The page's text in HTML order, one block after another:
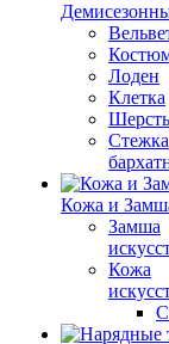
Лоден
Клетка
Шерсть
Стежка
Кожа и
Замша
Кожа